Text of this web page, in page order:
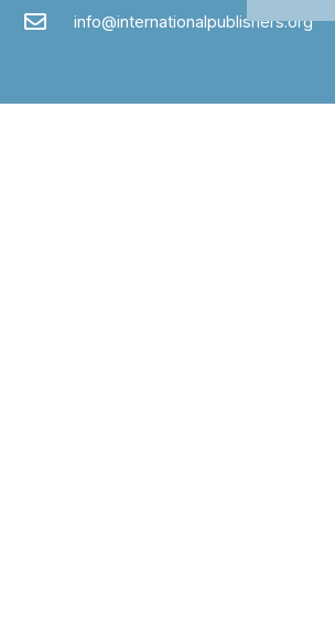
info@internationalpublishers.org